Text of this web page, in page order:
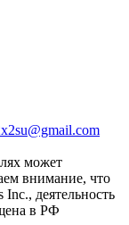
может
внимание, что
деятельность
в РФ